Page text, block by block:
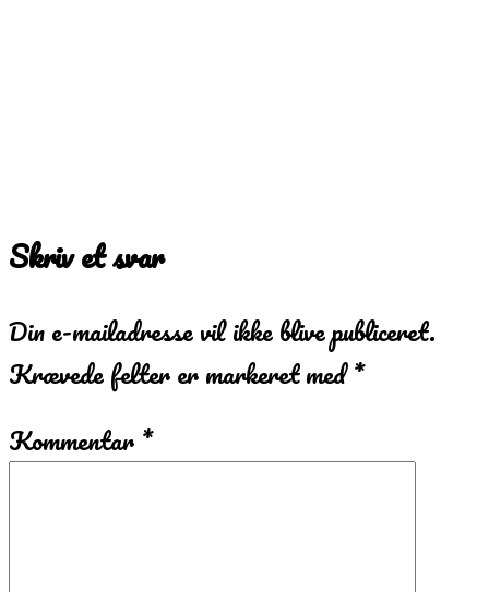
Skriv et svar
Din e-mailadresse vil ikke blive publiceret.
Krævede felter er markeret med*
Kommentar *